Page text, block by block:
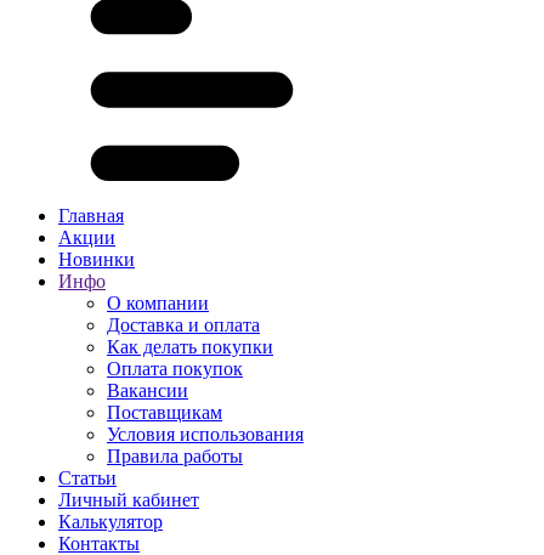
Главная
Акции
Новинки
Инфо
О компании
Доставка и оплата
Как делать покупки
Оплата покупок
Вакансии
Поставщикам
Условия использования
Правила работы
Статьи
Личный кабинет
Калькулятор
Контакты